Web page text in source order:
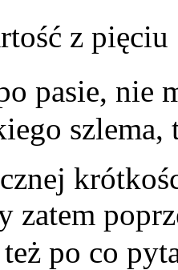
z pięciu
pasie, nie
zatem
po co